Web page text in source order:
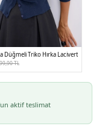
Düğmeli Triko Hırka Lacivert
TL
aktif teslimat